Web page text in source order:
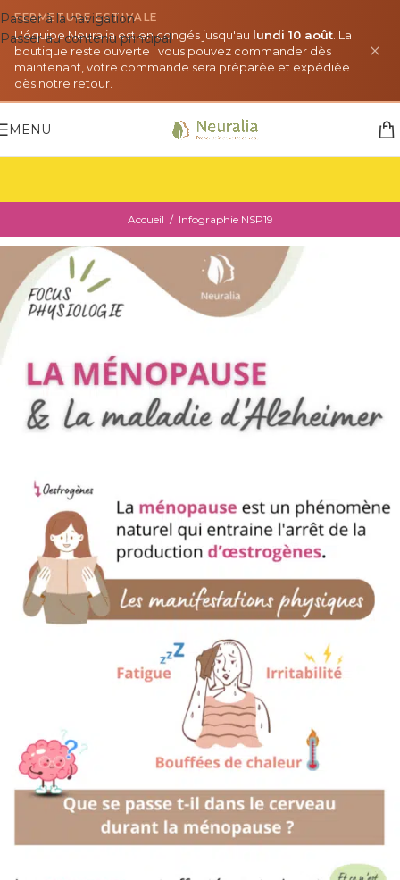
FERMETURE ESTIVALE
L'équipe Neuralia est en congés jusqu'au lundi 10 août . La
boutique reste ouverte : vous pouvez commander dès
maintenant, votre commande sera préparée et expédiée
dès notre retour.
Passer à la navigation
Passer au contenu principal
MENU
Accueil / Infographie NSP19